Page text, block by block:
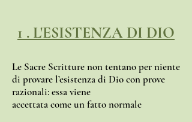
1 . L'ESISTENZA DI DIO
Le Sacre Scritture non tentano per niente
di provare l’esistenza di Dio con prove
razionali: essa viene
accettata come un fatto normale